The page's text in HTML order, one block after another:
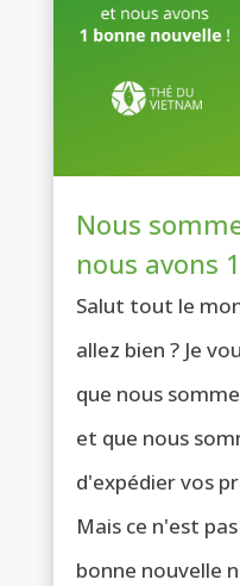
Nous
nous avons
Salut tout le
allez bien ? Je
que nous
et que nous
d'expédier vos
Mais ce n'est
bonne nouvelle